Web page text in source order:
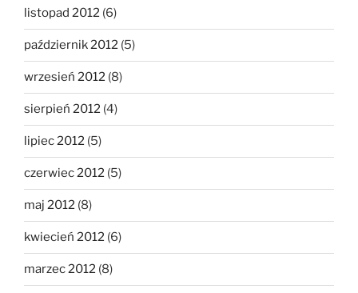
listopad 2012 (6)
październik 2012 (5)
wrzesień 2012 (8)
sierpień 2012 (4)
lipiec 2012 (5)
czerwiec 2012 (5)
maj 2012 (8)
kwiecień 2012 (6)
marzec 2012 (8)